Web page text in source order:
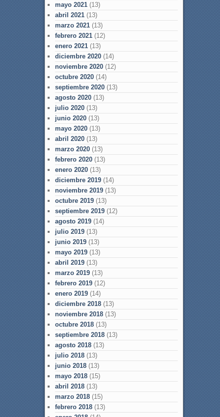
mayo 2021(13)
abril 2021(13)
marzo 2021(13)
febrero 2021(12)
enero 2021(13)
diciembre 2020(14)
noviembre 2020(12)
octubre 2020(14)
septiembre 2020(13)
agosto 2020(13)
julio 2020(13)
junio 2020(13)
mayo 2020(13)
abril 2020(13)
marzo 2020(13)
febrero 2020(13)
enero 2020(13)
diciembre 2019(14)
noviembre 2019(13)
octubre 2019(13)
septiembre 2019(12)
agosto 2019(14)
julio 2019(13)
junio 2019(13)
mayo 2019(13)
abril 2019(13)
marzo 2019(13)
febrero 2019(12)
enero 2019(14)
diciembre 2018(13)
noviembre 2018(13)
octubre 2018(13)
septiembre 2018(13)
agosto 2018(13)
julio 2018(13)
junio 2018(13)
mayo 2018(15)
abril 2018(13)
marzo 2018(15)
febrero 2018(13)